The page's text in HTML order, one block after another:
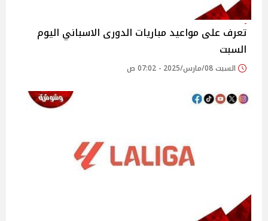
تعرف على مواعيد مباريات الدورى الاسباني اليوم
السبت
السبت 08/مارس/2025 - 07:02 ص